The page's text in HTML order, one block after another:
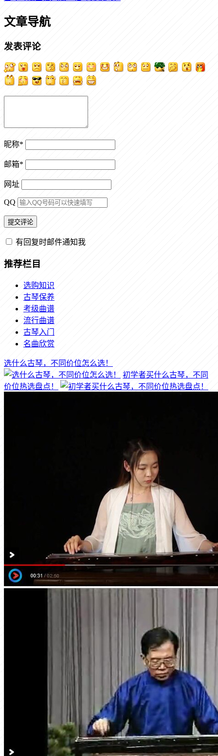
文章导航
发表评论
昵称*
邮箱*
网址
QQ
有回复时邮件通知我
推荐栏目
选购知识
古琴保养
考级曲谱
流行曲谱
古琴入门
名曲欣赏
选什么古琴，不同价位怎么选！
初学者买什么古琴，不同
价位热选盘点！